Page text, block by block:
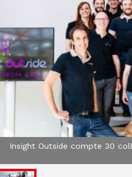
Insight Outside compte 30